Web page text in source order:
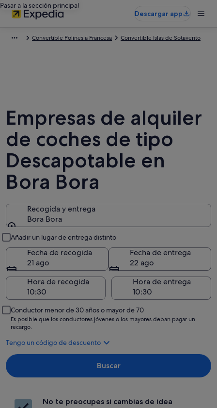
Pasar a la sección principal
Descargar app
Convertible Polinesia Francesa Convertible Islas de Sotavento
Empresas de alquiler
de coches de tipo
Descapotable en
Bora Bora
Recogida y entrega
Bora Bora
Añadir un lugar de entrega distinto
Fecha de recogida
21 ago
Fecha de entrega
22 ago
Hora de recogida
Hora de entrega
Conductor menor de 30 años o mayor de 70
Es posible que los conductores jóvenes o los mayores deban pagar un
recargo.
Tengo un código de descuento
Buscar
No te preocupes si cambias de idea